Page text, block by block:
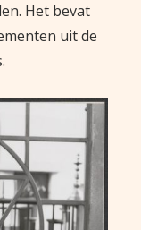
Het bevat
uit de